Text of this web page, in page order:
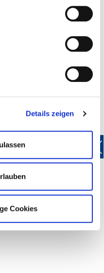
Details zeigen
Cookies